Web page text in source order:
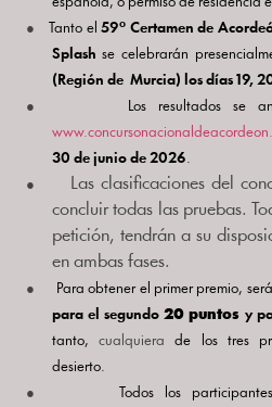
● Tanto el59o Certamen de
Splash se celebrarán
(Región de Murcia) los días 19,
●
Los resultados se
30 de junio de 2026.
●
Las clasificaciones del
concluir todas las pruebas.
petición, tendrán a su
en ambas fases.
● Para obtener el primer premio,
para el segundo 20 puntos y
tanto,cualquiera de los tres
desierto.
●
Todos los